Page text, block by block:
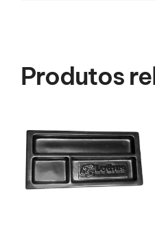
Produtos